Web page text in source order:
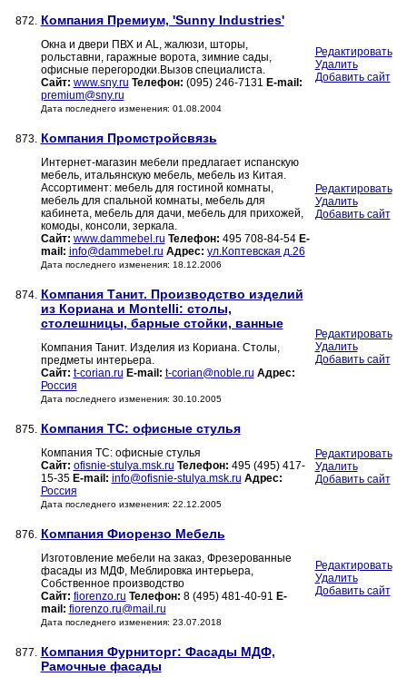
872. Компания Премиум, 'Sunny Industries'
Окна и двери ПВХ и AL, жалюзи, шторы,
рольставни, гаражные ворота, зимние сады,
офисные перегородки.Вызов специалиста.
Сайт: www.sny.ru Телефон: (095) 246-7131 E-mail:
premium@sny.ru
Дата последнего изменения: 01.08.2004
Редактировать
Удалить
Добавить сайт
873. Компания Промстройсвязь
Интернет-магазин мебели предлагает испанскую
мебель, итальянскую мебель, мебель из Китая.
Ассортимент: мебель для гостиной комнаты,
мебель для спальной комнаты, мебель для
кабинета, мебель для дачи, мебель для прихожей,
комоды, консоли, зеркала.
Сайт: www.dammebel.ru Телефон: 495 708-84-54 E-
mail: info@dammebel.ru Адрес: ул.Коптевская д.26
Дата последнего изменения: 18.12.2006
Редактировать
Удалить
Добавить сайт
874. Компания Танит. Производство изделий
из Кориана и Montelli: столы,
столешницы, барные стойки, ванные
Компания Танит. Изделия из Кориана. Столы,
предметы интерьера.
Сайт: t-corian.ru E-mail: t-corian@noble.ru Адрес:
Россия
Дата последнего изменения: 30.10.2005
Редактировать
Удалить
Добавить сайт
875. Компания ТС: офисные стулья
Компания ТС: офисные стулья
Сайт: ofisnie-stulya.msk.ru Телефон: 495 (495) 417-
15-35 E-mail: info@ofisnie-stulya.msk.ru Адрес:
Россия
Дата последнего изменения: 22.12.2005
Редактировать
Удалить
Добавить сайт
876. Компания Фиорензо Мебель
Изготовление мебели на заказ, Фрезерованные
фасады из МДФ, Меблировка интерьера,
Собственное производство
Сайт: fiorenzo.ru Телефон: 8 (495) 481-40-91 E-
mail: fiorenzo.ru@mail.ru
Дата последнего изменения: 23.07.2018
Редактировать
Удалить
Добавить сайт
877. Компания Фурниторг: Фасады МДФ,
Рамочные фасады